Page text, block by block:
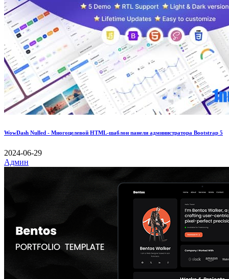
WowDash Nulled - Многоцелевой HTML-шаблон панели администратора Bootstrap 5
2024-06-29
Админ